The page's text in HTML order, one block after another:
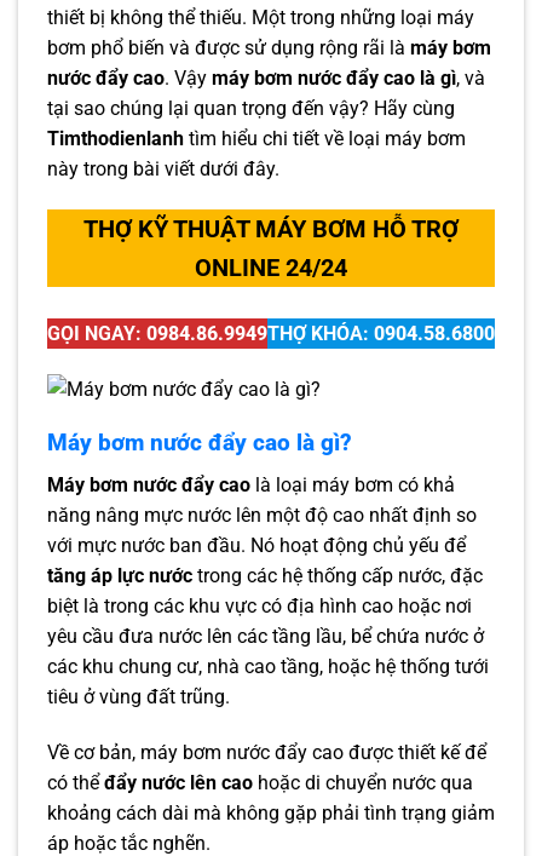
thiết bị không thể thiếu. Một trong những loại máy
bơm phổ biến và được sử dụng rộng rãi là máy bơm
nước đẩy cao. Vậy máy bơm nước đẩy cao là gì, và
tại sao chúng lại quan trọng đến vậy? Hãy cùng
Timthodienlanh tìm hiểu chi tiết về loại máy bơm
này trong bài viết dưới đây.
THỢ KỸ THUẬT MÁY BƠM HỖ TRỢ
ONLINE 24/24
GỌI NGAY: 0984.86.9949THỢ KHÓA: 0904.58.6800
Máy bơm nước đẩy cao là gì?
Máy bơm nước đẩy cao là loại máy bơm có khả
năng nâng mực nước lên một độ cao nhất định so
với mực nước ban đầu. Nó hoạt động chủ yếu để
tăng áp lực nước trong các hệ thống cấp nước, đặc
biệt là trong các khu vực có địa hình cao hoặc nơi
yêu cầu đưa nước lên các tầng lầu, bể chứa nước ở
các khu chung cư, nhà cao tầng, hoặc hệ thống tưới
tiêu ở vùng đất trũng.
Về cơ bản, máy bơm nước đẩy cao được thiết kế để
có thểđẩy nước lên cao hoặc di chuyển nước qua
khoảng cách dài mà không gặp phải tình trạng giảm
áp hoặc tắc nghẽn.